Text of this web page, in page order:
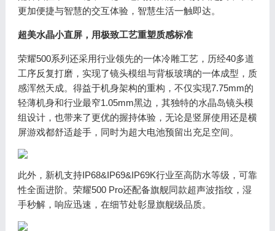
更加便捷与智慧的交互体验，智慧生活一触即达。
超美水晶小直屏，用极致工艺重塑质感标准
荣耀500系列还采用行业领先的一体冷雕工艺，历经40多道
工序反复打磨，实现了镜头模组与背板玻璃的一体成型，质
感浑然天成。得益于机身架构的重构，不仅实现7.75mm的
轻薄机身和行业最窄1.05mm黑边，其独特的水晶岛镜头模
组设计，也带来了更优的握持体验，无论是竖屏使用还是横
屏游戏都舒适趁手，同时为超大电池预留出充足空间。
此外，新机支持IP68&IP69&IP69K行业至高防水等级，可靠
性全面进阶。荣耀500 Pro还配备旗舰同款超声波指纹，湿
手秒解，响应迅速，在细节处彰显旗舰级品质。